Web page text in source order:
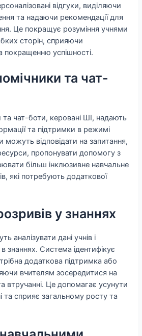
відгуки, виділяючи
та надаючи рекомендації для
Це покращує розуміння учнями
сторін, сприяючи
успішності.
та чат-
та чат-боти, керовані ШІ, надають
та підтримки в режимі
можуть відповідати на запитання,
пропонувати допомогу з
більш інклюзивне навчальне
які потребують додаткової
у знаннях
аналізувати дані учнів і
знаннях. Система ідентифікує
додаткова підтримка або
вчителям зосередитися на
втручанні. Це допомагає усунути
та сприяє загальному росту та